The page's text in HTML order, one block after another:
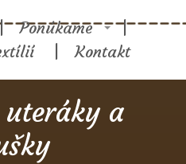
Ponúkame
Kontakt
uteráky a